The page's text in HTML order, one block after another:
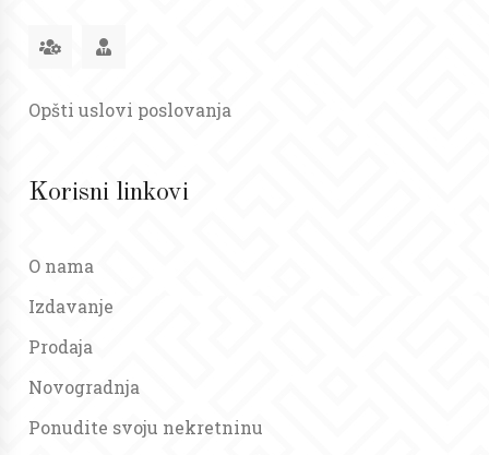
Opšti uslovi poslovanja
Korisni linkovi
O nama
Izdavanje
Prodaja
Novogradnja
Ponudite svoju nekretninu